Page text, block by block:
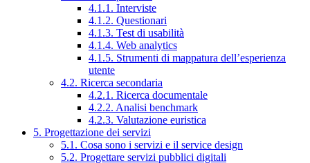
4.1.1. Interviste
4.1.2. Questionari
4.1.3. Test di usabilità
4.1.4. Web analytics
4.1.5. Strumenti di mappatura dell’esperienza
utente
4.2. Ricerca secondaria
4.2.1. Ricerca documentale
4.2.2. Analisi benchmark
4.2.3. Valutazione euristica
5. Progettazione dei servizi
5.1. Cosa sono i servizi e il service design
5.2. Progettare servizi pubblici digitali